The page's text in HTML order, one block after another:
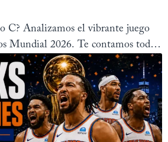
C? Analizamos el vibrante juego
Mundial 2026. Te contamos todo
el debut de Ancelotti